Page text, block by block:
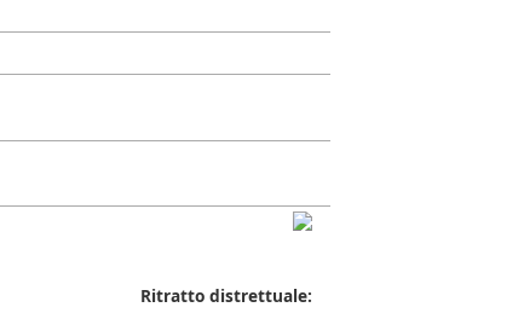
Ritratto distrettuale: